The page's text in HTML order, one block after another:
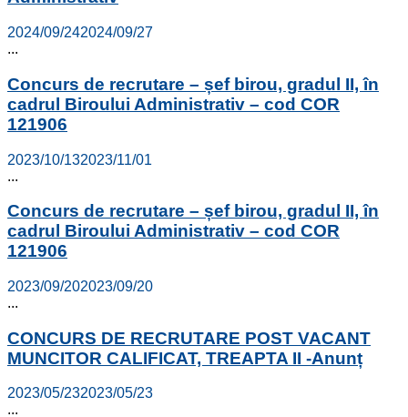
2024/09/242024/09/27
...
Concurs de recrutare – șef birou, gradul II, în
cadrul Biroului Administrativ – cod COR
121906
2023/10/132023/11/01
...
Concurs de recrutare – șef birou, gradul II, în
cadrul Biroului Administrativ – cod COR
121906
2023/09/202023/09/20
...
CONCURS DE RECRUTARE POST VACANT
MUNCITOR CALIFICAT, TREAPTA II -Anunț
2023/05/232023/05/23
...